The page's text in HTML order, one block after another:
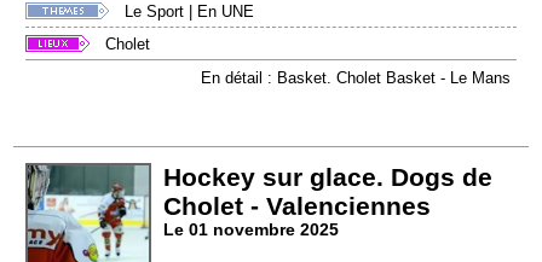
Le Sport | En UNE
Cholet
En détail : Basket. Cholet Basket - Le Mans
Hockey sur glace. Dogs de
Cholet - Valenciennes
Le 01 novembre 2025